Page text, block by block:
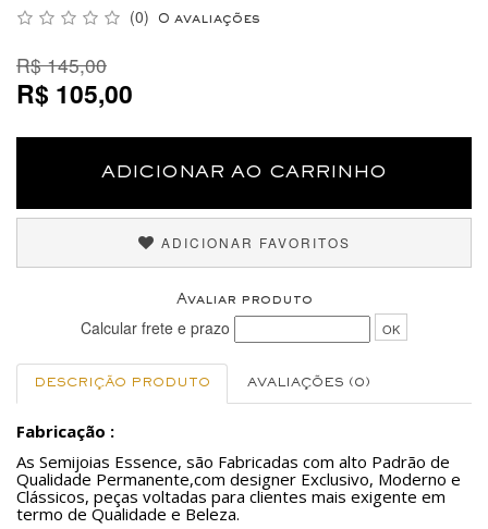
(0) 0 avaliações
R$ 145,00
R$ 105,00
ADICIONAR AO CARRINHO
ADICIONAR FAVORITOS
Avaliar produto
Calcular frete e prazo OK
DESCRIÇÃO PRODUTO AVALIAÇÕES (0)
Fabricação :
As Semijoias Essence, são Fabricadas com alto Padrão de
Qualidade Permanente,com designer Exclusivo, Moderno e
Clássicos, peças voltadas para clientes mais exigente em
termo de Qualidade e Beleza.